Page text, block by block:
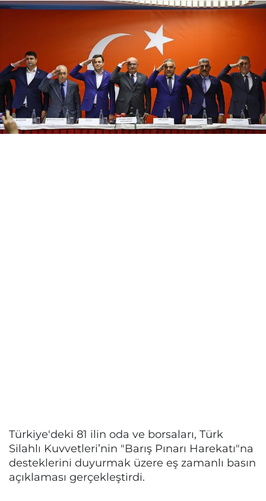
Türkiye'deki 81 ilin oda ve borsaları, Türk
Silahlı Kuvvetleri’nin "Barış Pınarı Harekatı"na
desteklerini duyurmak üzere eş zamanlı basın
açıklaması gerçekleştirdi.